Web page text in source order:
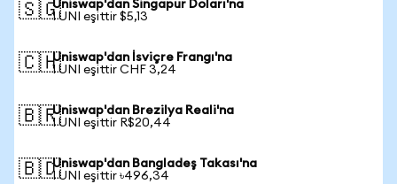
🇸🇬Uniswap'dan Singapur Doları'na
1 UNI eşittir $5,13
🇨🇭Uniswap'dan İsviçre Frangı'na
1 UNI eşittir CHF 3,24
🇧🇷Uniswap'dan Brezilya Reali'na
1 UNI eşittir R$20,44
🇧🇩Uniswap'dan Bangladeş Takası'na
1 UNI eşittir ৳496,34